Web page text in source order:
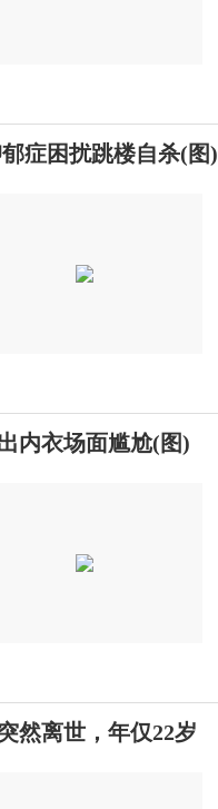
症困扰跳楼自杀(图)
内衣场面尴尬(图)
然离世，年仅22岁